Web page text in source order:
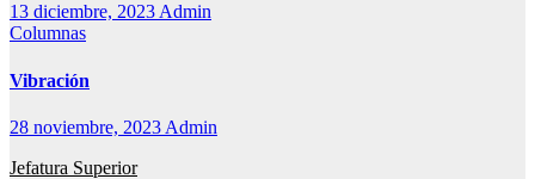
13 diciembre, 2023Admin
Columnas
Vibración
28 noviembre, 2023 Admin
Jefatura Superior